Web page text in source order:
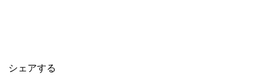
シェアする